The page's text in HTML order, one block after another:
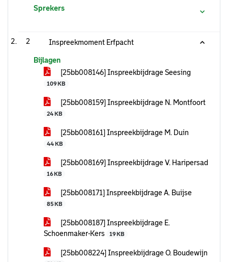
Sprekers
2 Inspreekmoment Erfpacht
Bijlagen
[25bb008146] Inspreekbijdrage Seesing
109 KB
[25bb008159] Inspreekbijdrage N. Montfoort
24 KB
[25bb008161] Inspreekbijdrage M. Duin
44 KB
[25bb008169] Inspreekbijdrage V. Haripersad
16 KB
[25bb008171] Inspreekbijdrage A. Buijse
85 KB
[25bb008187] Inspreekbijdrage E.
Schoenmaker-Kers
19 KB
[25bb008224] Inspreekbijdrage O. Boudewijn